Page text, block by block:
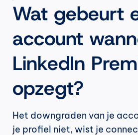
Wat gebeurt
account
LinkedIn
opzegt?
Het downgraden van je
je profiel niet, wist je